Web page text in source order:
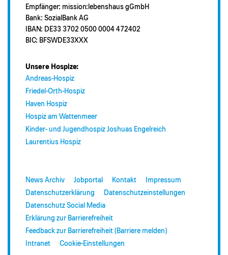
Empfänger: mission:lebenshaus gGmbH
Bank: SozialBank AG
IBAN: DE33 3702 0500 0004 472402
BIC: BFSWDE33XXX
Unsere Hospize:
Andreas-Hospiz
Friedel-Orth-Hospiz
Haven Hospiz
Hospiz am Wattenmeer
Kinder- und Jugendhospiz Joshuas Engelreich
Laurentius Hospiz
News Archiv Jobportal Kontakt
Impressum
Datenschutzerklärung
Datenschutzeinstellungen
Datenschutz Social Media
Erklärung zur Barrierefreiheit
Feedback zur Barrierefreiheit (Barriere melden)
Intranet
Cookie-Einstellungen